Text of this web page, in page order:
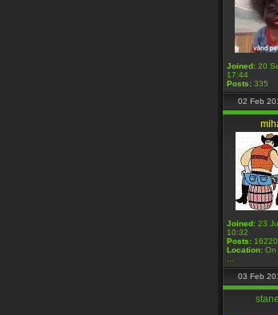
Joined: 20
17:44
Posts: 335
02 Feb
Joined: 23
10:32
Posts:
Location: On
03 Feb